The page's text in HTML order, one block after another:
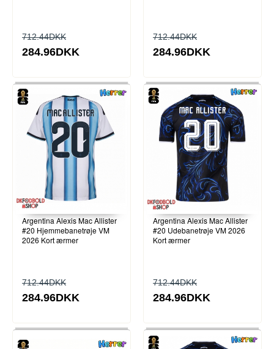
712.44DKK
284.96DKK
712.44DKK
284.96DKK
Argentina Alexis Mac Allister
#20 Hjemmebanetrøje VM
2026 Kort ærmer
712.44DKK
284.96DKK
Argentina Alexis Mac Allister
#20 Udebanetrøje VM 2026
Kort ærmer
712.44DKK
284.96DKK